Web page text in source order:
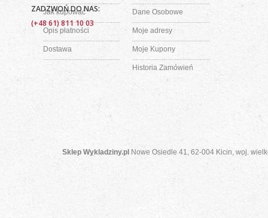
Jak kupować
Opis płatności
Dostawa
Dane Osobowe
Moje adresy
Moje Kupony
Historia Zamówień
Sklep Wykladziny.pl Nowe Osiedle 41, 62-004 Kicin, woj.
ZADZWOŃ DO NAS:
(+48 61) 811 10 03